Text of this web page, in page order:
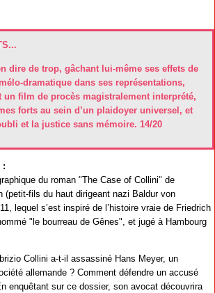
dire de trop, gâchant lui-même ses effets de
dramatique dans ses représentations,
film de procès magistralement interprété,
forts au sein d’un plaidoyer universel, et
et la justice sans mémoire. 14/20
:
du roman "The Case of Collini" de
(petit-fils du haut dirigeant nazi Baldur von
lequel s’est inspiré de l’histoire vraie de Friedrich
"le bourreau de Gênes", et jugé à Hambourg
Collini a-t-il assassiné Hans Meyer, un
allemande ? Comment défendre un accusé
enquêtant sur ce dossier, son avocat découvrira